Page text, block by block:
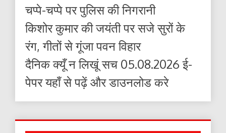
चप्पे-चप्पे पर पुलिस की निगरानी
किशोर कुमार की जयंती पर सजे सुरों के
रंग, गीतों से गूंजा पवन विहार
दैनिक क्यूँ न लिखूं सच 05.08.2026 ई-
पेपर यहाँ से पढ़ें और डाउनलोड करे